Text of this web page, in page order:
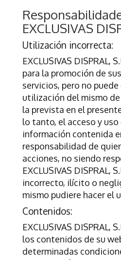
EXCLUSIVAS
Utilización incorrecta:
EXCLUSIVAS DISPRAL,
para la promoción de
servicios, pero no
utilización del mismo
la prevista en el
lo tanto, el acceso y
información contenida
responsabilidad de
acciones, no siendo
EXCLUSIVAS DISPRAL,
incorrecto, ilícito o
mismo pudiere hacer el
Contenidos:
EXCLUSIVAS DISPRAL,
los contenidos de su
determinadas